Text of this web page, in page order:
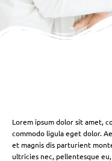
Lorem ipsum dolor sit amet,
commodo ligula eget dolor.
et magnis dis parturient
ultricies nec, pellentesque